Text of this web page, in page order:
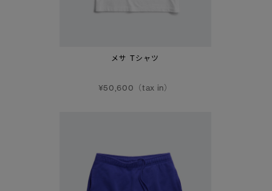
メサ Tシャツ
¥50,600（tax in）